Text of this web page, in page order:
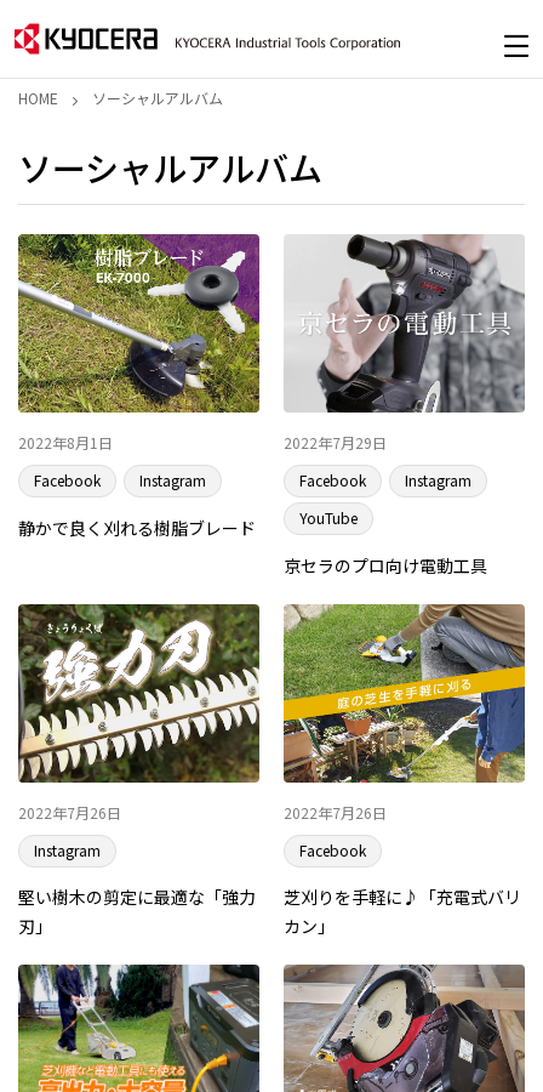
HOME ソーシャルアルバム
ソーシャルアルバム
2022年8月1日
Facebook
Instagram
静かで良く刈れる樹脂ブレード
2022年7月29日
Facebook
Instagram
YouTube
京セラのプロ向け電動工具
2022年7月26日
Instagram
堅い樹木の剪定に最適な「強力
刃」
2022年7月26日
Facebook
芝刈りを手軽に♪「充電式バリ
カン」